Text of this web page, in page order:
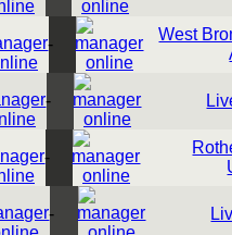
-
West
-
-
-